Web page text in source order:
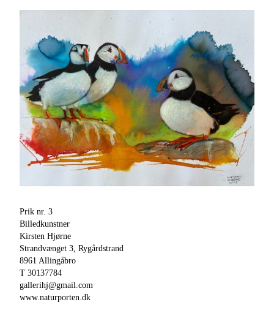
Prik nr. 3
Billedkunstner
Kirsten Hjørne
Strandvænget 3, Rygårdstrand
8961 Allingåbro
T 30137784
gallerihj@gmail.com
www.naturporten.dk